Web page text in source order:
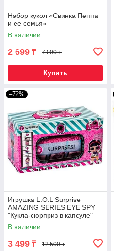
Набор кукол «Свинка Пеппа
и ее семья»
В наличии
2 699 ₸ 7 000 ₸
Купить
–72%
Игрушка L.O.L Surprise
AMAZING SERIES EYE SPY
"Кукла-сюрприз в капсуле"
[качественная реплика]
В наличии
3 499 ₸ 12 500 ₸